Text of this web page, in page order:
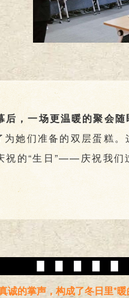
，一场更温暖的聚会
她们准备的双层蛋糕。
祝的“生日”——庆祝我们
诚的掌声，构成了冬日里*